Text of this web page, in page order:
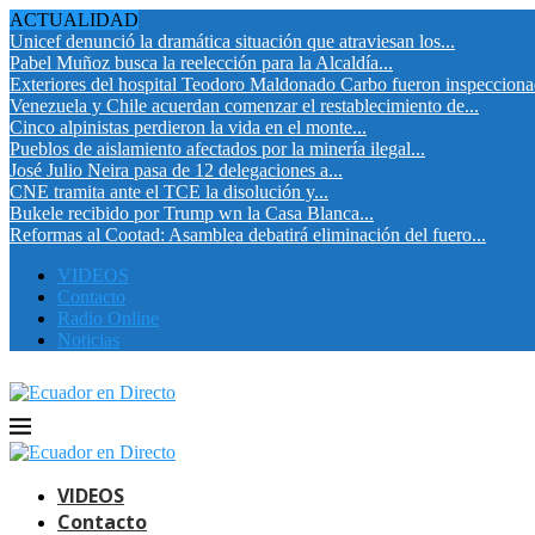
ACTUALIDAD
Unicef denunció la dramática situación que atraviesan los...
Pabel Muñoz busca la reelección para la Alcaldía...
Exteriores del hospital Teodoro Maldonado Carbo fueron
Venezuela y Chile acuerdan comenzar el restablecimiento de...
Cinco alpinistas perdieron la vida en el monte...
Pueblos de aislamiento afectados por la minería ilegal...
José Julio Neira pasa de 12 delegaciones a...
CNE tramita ante el TCE la disolución y...
Bukele recibido por Trump wn la Casa Blanca...
Reformas al Cootad: Asamblea debatirá eliminación del fuero...
VIDEOS
Contacto
Radio Online
Noticias
VIDEOS
Contacto